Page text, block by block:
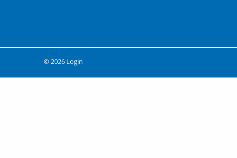
© 2026 Login